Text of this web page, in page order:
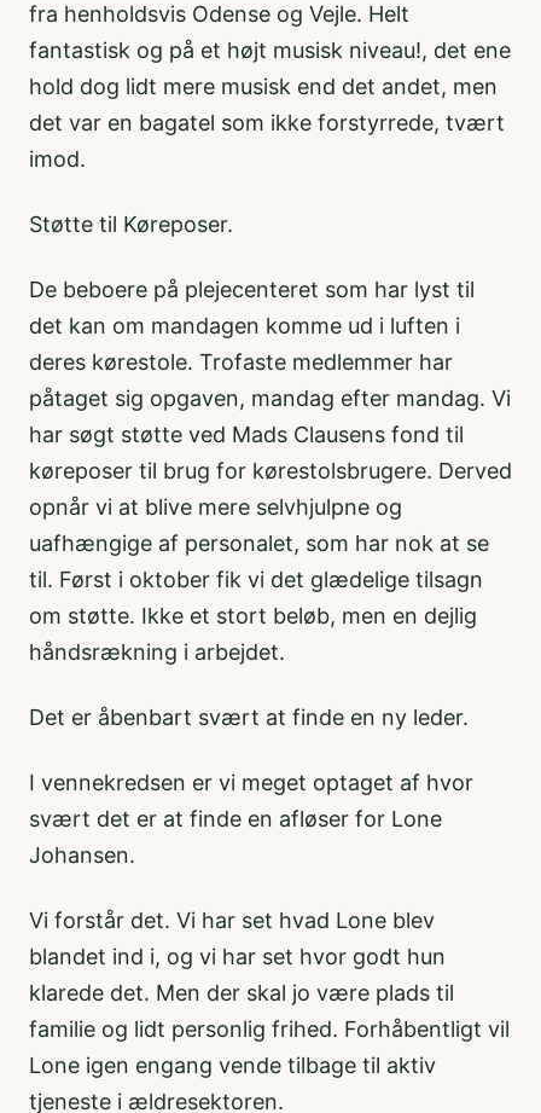
fra henholdsvis Odense og Vejle. Helt
fantastisk og på et højt musisk niveau!, det ene
hold dog lidt mere musisk end det andet, men
det var en bagatel som ikke forstyrrede, tvært
imod.
Støtte til Køreposer.
De beboere på plejecenteret som har lyst til
det kan om mandagen komme ud i luften i
deres kørestole. Trofaste medlemmer har
påtaget sig opgaven, mandag efter mandag. Vi
har søgt støtte ved Mads Clausens fond til
køreposer til brug for kørestolsbrugere. Derved
opnår vi at blive mere selvhjulpne og
uafhængige af personalet, som har nok at se
til. Først i oktober fik vi det glædelige tilsagn
om støtte. Ikke et stort beløb, men en dejlig
håndsrækning i arbejdet.
Det er åbenbart svært at finde en ny leder.
I vennekredsen er vi meget optaget af hvor
svært det er at finde en afløser for Lone
Johansen.
Vi forstår det. Vi har set hvad Lone blev
blandet ind i, og vi har set hvor godt hun
klarede det. Men der skal jo være plads til
familie og lidt personlig frihed. Forhåbentligt vil
Lone igen engang vende tilbage til aktiv
tjeneste i ældresektoren.